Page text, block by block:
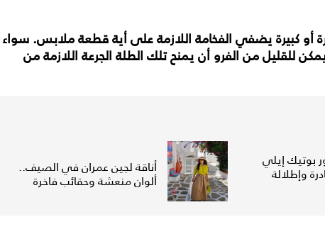
أو كبيرة يضفي الفخامة اللازمة على أية قطعة ملابس. سواء
للقليل من الفرو أن يمنح تلك الطلة الجرعة اللازمة من
بوتيك إيلي
وإطلالة
أناقة لجين عمران في الصيف..
ألوان منعشة وحقائب فاخرة